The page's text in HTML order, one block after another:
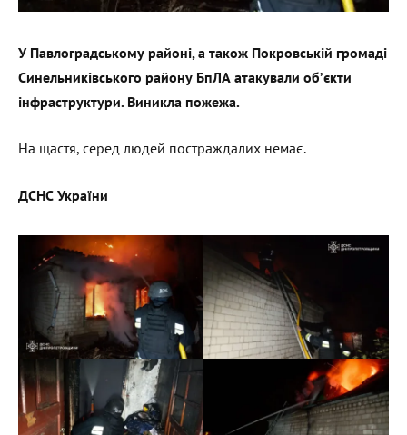
У Павлоградському районі, а також Покровській громаді
Синельниківського району БпЛА атакували об’єкти
інфраструктури. Виникла пожежа.
На щастя, серед людей постраждалих немає.
ДСНС України